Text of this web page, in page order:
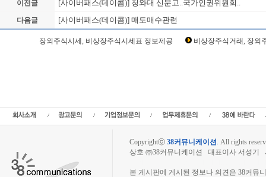
이전글 [사이버패스(데이콤)] 청와대 신문고..국가인권위원회..
다음글 [사이버패스(데이콤)] 매도매수관련
장외주식시세, 비상장주식시세표 정보제공
비상장주식거래, 장외
Copyrightⓒ 38커뮤니케이션. All rights
상호 ㈜38커뮤니케이션 대표이사 서성기
본 게시판에 게시된 정보나 의견은 38커뮤